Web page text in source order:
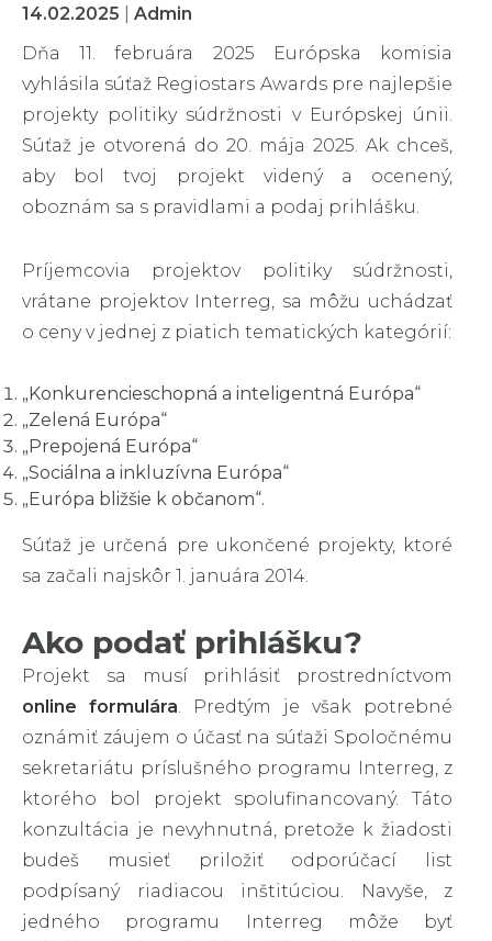
14.02.2025
Admin
Dňa 11. februára 2025 Európska komisia
vyhlásila súťaž Regiostars Awards pre najlepšie
projekty politiky súdržnosti v Európskej únii.
Súťaž je otvorená do 20. mája 2025. Ak chceš,
aby bol tvoj projekt videný a ocenený,
oboznám sa s pravidlami a podaj prihlášku.
Príjemcovia projektov politiky súdržnosti,
vrátane projektov Interreg, sa môžu uchádzať
o ceny v jednej z piatich tematických kategórií:
„Konkurencieschopná a inteligentná Európa“
„Zelená Európa“
„Prepojená Európa“
„Sociálna a inkluzívna Európa“
„Európa bližšie k občanom“.
Súťaž je určená pre ukončené projekty, ktoré
sa začali najskôr 1. januára 2014.
Ako podať prihlášku?
Projekt sa musí prihlásiť prostredníctvom
online formulára. Predtým je však potrebné
oznámiť záujem o účasť na súťaži Spoločnému
sekretariátu príslušného programu Interreg, z
ktorého bol projekt spolufinancovaný. Táto
konzultácia je nevyhnutná, pretože k žiadosti
budeš musieť priložiť odporúčací list
podpísaný riadiacou inštitúciou. Navyše, z
jedného programu Interreg môže byť